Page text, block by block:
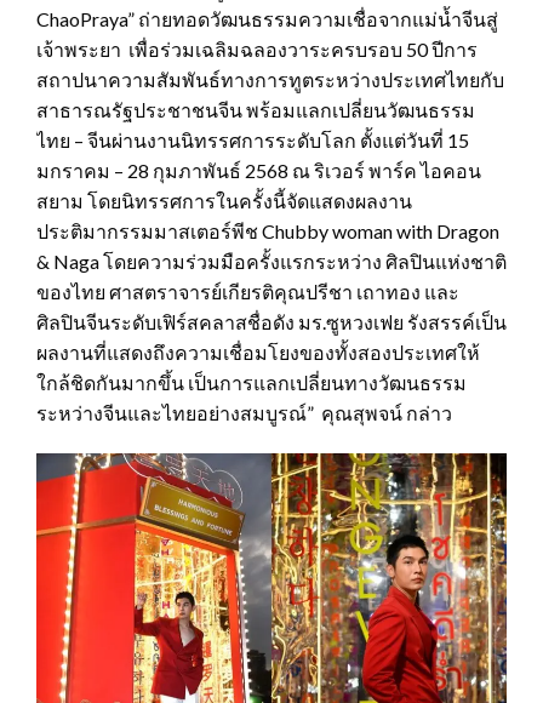
ChaoPraya” ถ่ายทอดวัฒนธรรมความเชื่อจากแม่น้ำจีนสู่
เจ้าพระยา เพื่อร่วมเฉลิมฉลองวาระครบรอบ 50 ปีการ
สถาปนาความสัมพันธ์ทางการทูตระหว่างประเทศไทยกับ
สาธารณรัฐประชาชนจีน พร้อมแลกเปลี่ยนวัฒนธรรม
ไทย – จีนผ่านงานนิทรรศการระดับโลก ตั้งแต่วันที่ 15
มกราคม – 28 กุมภาพันธ์ 2568 ณ ริเวอร์ พาร์ค ไอคอน
สยาม โดยนิทรรศการในครั้งนี้จัดแสดงผลงาน
ประติมากรรมมาสเตอร์พีช Chubby woman with Dragon
& Naga โดยความร่วมมือครั้งแรกระหว่าง ศิลปินแห่งชาติ
ของไทย ศาสตราจารย์เกียรติคุณปรีชา เถาทอง และ
ศิลปินจีนระดับเฟิร์สคลาสชื่อดัง มร.ซูหวงเฟย รังสรรค์เป็น
ผลงานที่แสดงถึงความเชื่อมโยงของทั้งสองประเทศให้
ใกล้ชิดกันมากขึ้น เป็นการแลกเปลี่ยนทางวัฒนธรรม
ระหว่างจีนและไทยอย่างสมบูรณ์” คุณสุพจน์ กล่าว